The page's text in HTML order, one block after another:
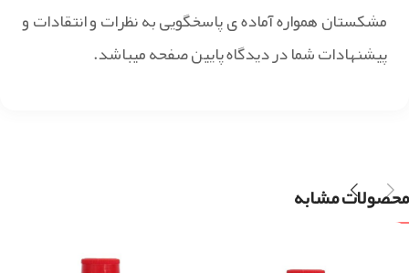
مشکستان همواره آماده ی پاسخگویی به نظرات و انتقادات و
پیشنهادات شما در دیدگاه پایین صفحه میباشد.
محصولات مشابه